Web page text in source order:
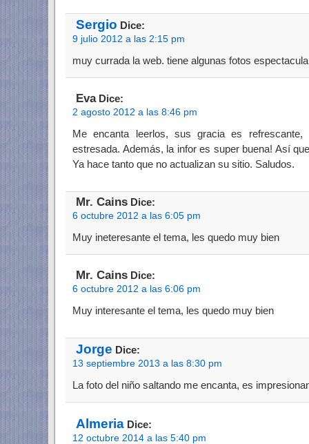
Sergio Dice:
9 julio 2012 a las 2:15 pm
muy currada la web. tiene algunas fotos
EvaDice:
2 agosto 2012 a las 8:46 pm
Me encanta leerlos, sus gracia es
estresada. Además, la infor es super buena! Así
Ya hace tanto que no actualizan su sitio. Saludos.
Mr. Cains Dice:
6 octubre 2012 a las 6:05 pm
Muy ineteresante el tema, les quedo muy bien
Mr. Cains Dice:
6 octubre 2012 a las 6:06 pm
Muy interesante el tema, les quedo muy bien
Jorge Dice:
13 septiembre 2013 a las 8:30 pm
La foto del niño saltando me encanta, es
Almeria Dice:
12 octubre 2014 a las 5:40 pm